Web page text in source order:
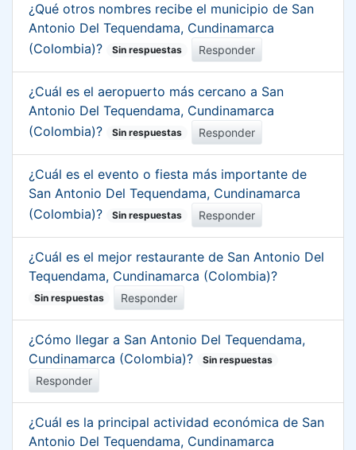
¿Qué otros nombres recibe el municipio de San
Antonio Del Tequendama, Cundinamarca
(Colombia)?
Sin respuestas Responder
¿Cuál es el aeropuerto más cercano a San
Antonio Del Tequendama, Cundinamarca
(Colombia)?
Sin respuestas Responder
¿Cuál es el evento o fiesta más importante de
San Antonio Del Tequendama, Cundinamarca
(Colombia)?
Sin respuestas Responder
¿Cuál es el mejor restaurante de San Antonio Del
Tequendama, Cundinamarca (Colombia)?
Sin respuestas Responder
¿Cómo llegar a San Antonio Del Tequendama,
Cundinamarca (Colombia)?
Sin respuestas
Responder
¿Cuál es la principal actividad económica de San
Antonio Del Tequendama, Cundinamarca